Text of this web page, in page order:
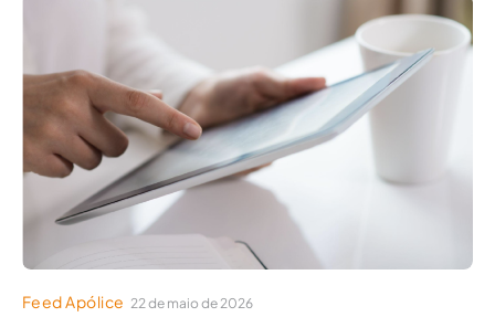
Feed Apólice 22 de maio de 2026